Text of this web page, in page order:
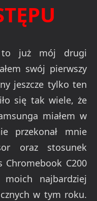
to już mój drugi
swój pierwszy
jeszcze tylko ten
się tak wiele, że
miałem w
przekonał mnie
oraz stosunek
Chromebook C200
najbardziej
w tym roku.